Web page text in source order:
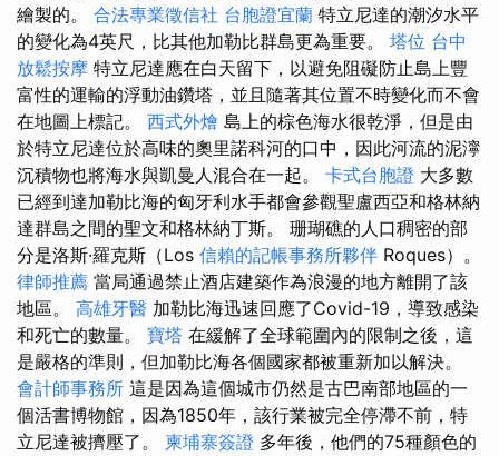
繪製的。 合法專業徵信社 台胞證宜蘭 特立尼達的潮汐水平
的變化為4英尺，比其他加勒比群島更為重要。 塔位 台中
放鬆按摩 特立尼達應在白天留下，以避免阻礙防止島上豐
富性的運輸的浮動油鑽塔，並且隨著其位置不時變化而不會
在地圖上標記。 西式外燴 島上的棕色海水很乾淨，但是由
於特立尼達位於高味的奧里諾科河的口中，因此河流的泥濘
沉積物也將海水與凱曼人混合在一起。 卡式台胞證 大多數
已經到達加勒比海的匈牙利水手都會參觀聖盧西亞和格林納
達群島之間的聖文和格林納丁斯。 珊瑚礁的人口稠密的部
分是洛斯·羅克斯（Los 信賴的記帳事務所夥伴 Roques）。
律師推薦 當局通過禁止酒店建築作為浪漫的地方離開了該
地區。 高雄牙醫 加勒比海迅速回應了Covid-19，導致感染
和死亡的數量。 寶塔 在緩解了全球範圍內的限制之後，這
是嚴格的準則，但加勒比海各個國家都被重新加以解決。
會計師事務所 這是因為這個城市仍然是古巴南部地區的一
個活書博物館，因為1850年，該行業被完全停滯不前，特
立尼達被擠壓了。 柬埔寨簽證 多年後，他們的75種顏色的